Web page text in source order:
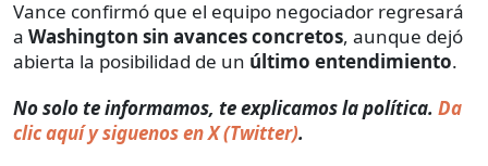
Vance confirmó que el equipo negociador regresará
a Washington sin avances concretos, aunque dejó
abierta la posibilidad de un último entendimiento.
No solo te informamos, te explicamos la política. Da
clic aquí y siguenos en X (Twitter).